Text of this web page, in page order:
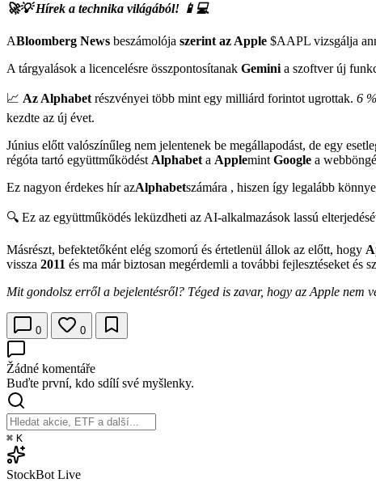
🚀💡 Hírek a technika világából! 📱💻
ABloomberg News beszámolója szerint az Apple $AAPL vizsgálja
A tárgyalások a licencelésre összpontosítanak Gemini a szoftver új
📈 Az Alphabet részvényei több mint egy milliárd forintot ugrottak. 6 %
kezdte az új évet.
Június előtt valószínűleg nem jelentenek be megállapodást, de egy
régóta tartó együttműködést Alphabet a Applemint Google a
Ez nagyon érdekes hír azAlphabetszámára , hiszen így legalább
🔍 Ez az együttműködés leküzdheti az AI-alkalmazások lassú
Másrészt, befektetőként elég szomorú és értetlenül állok az előtt, hogy
vissza 2011 és ma már biztosan megérdemli a további fejlesztéseket és
Mit gondolsz erről a bejelentésről? Téged is zavar, hogy az Apple nem
0 0
Žádné komentáře
Buďte první, kdo sdílí své myšlenky.
⌘ K
StockBot Live